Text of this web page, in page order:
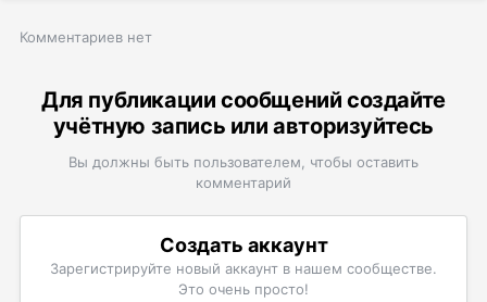
Комментариев нет
Для публикации сообщений создайте
учётную запись или авторизуйтесь
Вы должны быть пользователем, чтобы оставить
комментарий
Создать аккаунт
Зарегистрируйте новый аккаунт в нашем сообществе.
Это очень просто!